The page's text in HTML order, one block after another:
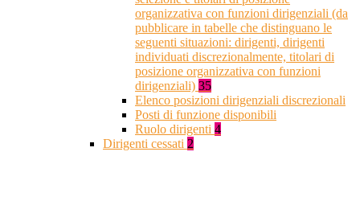
organizzativa con funzioni dirigenziali (da
pubblicare in tabelle che distinguano le
seguenti situazioni: dirigenti, dirigenti
individuati discrezionalmente, titolari di
posizione organizzativa con funzioni
dirigenziali) 35
Elenco posizioni dirigenziali discrezionali
Posti di funzione disponibili
Ruolo dirigenti 4
Dirigenti cessati 2